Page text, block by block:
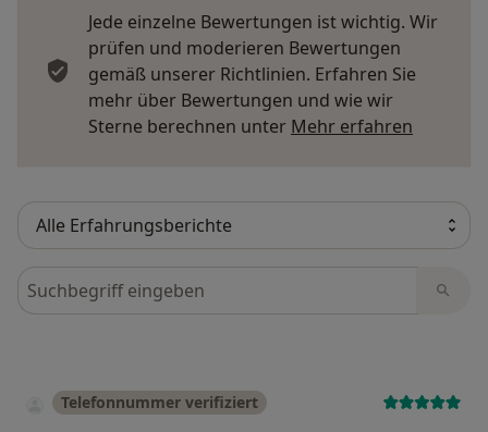
Jede einzelne Bewertungen ist wichtig. Wir
prüfen und moderieren Bewertungen
gemäß unserer Richtlinien. Erfahren Sie
mehr über Bewertungen und wie wir
Sterne berechnen unter Mehr erfahren
Bewertungen durchsuchen
Telefonnummer verifiziert